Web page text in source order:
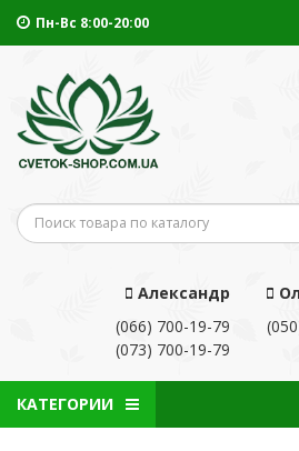
Пн-Вс 8:00-20:00
Александр
(066) 700-19-79
(073) 700-19-79
КАТЕГОРИИ